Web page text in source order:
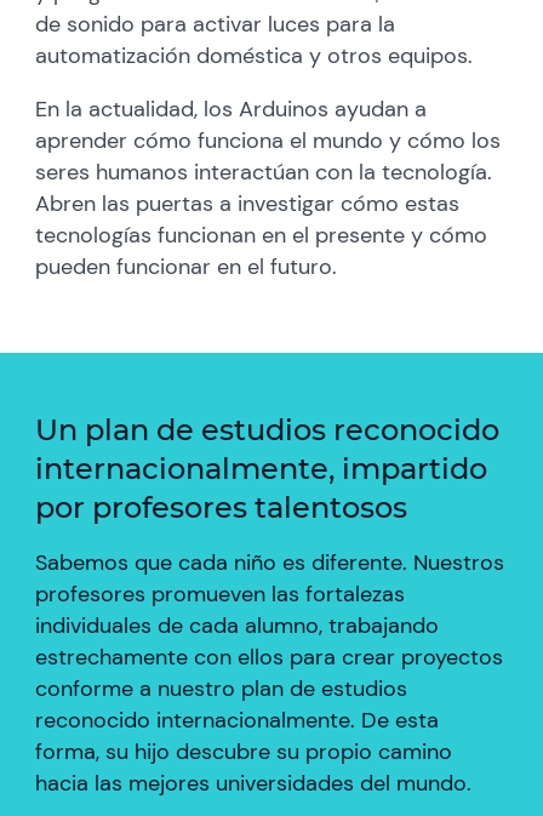
de sonido para activar luces para la
automatización doméstica y otros equipos.
En la actualidad, los Arduinos ayudan a
aprender cómo funciona el mundo y cómo los
seres humanos interactúan con la tecnología.
Abren las puertas a investigar cómo estas
tecnologías funcionan en el presente y cómo
pueden funcionar en el futuro.
Un plan de estudios reconocido
internacionalmente, impartido
por profesores talentosos
Sabemos que cada niño es diferente. Nuestros
profesores promueven las fortalezas
individuales de cada alumno, trabajando
estrechamente con ellos para crear proyectos
conforme a nuestro plan de estudios
reconocido internacionalmente. De esta
forma, su hijo descubre su propio camino
hacia las mejores universidades del mundo.